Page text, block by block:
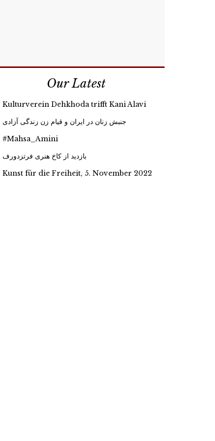
Our Latest
Kulturverein Dehkhoda trifft Kani Alavi
جنبش زنان در ایران و قیام زن زندگی آزادی
#Mahsa_Amini
بازدید از کاخ هنری فرتزدورف
Kunst für die Freiheit, 5. November 2022